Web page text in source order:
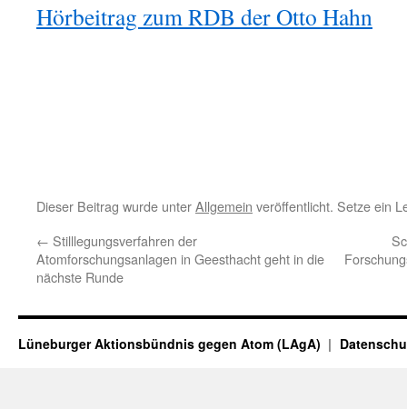
Hörbeitrag zum RDB der Otto Hahn
Dieser Beitrag wurde unterAllgemein veröffentlicht. Setze ein
← Stilllegungsverfahren der
Atomforschungsanlagen in Geesthacht geht in die
nächste Runde
Lüneburger Aktionsbündnis gegen Atom (LAgA)